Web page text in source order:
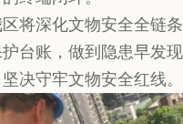
将深化文物安全全链
台账，做到隐患早发
决守牢文物安全红线。